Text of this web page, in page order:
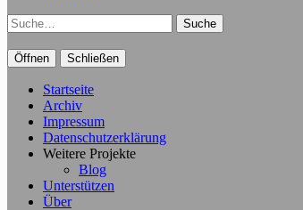
Suche
Öffnen Schließen
Startseite
Archiv
Impressum
Datenschutzerklärung
Weitere Projekte
Blog
Unterstützen
Über